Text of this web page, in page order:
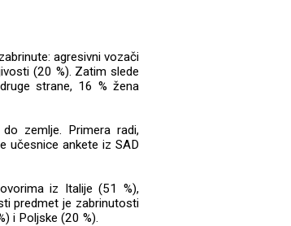
agresivni vozači
(20 %). Zatim slede
strane, 16 % žena
zemlje. Primera radi,
učesnice ankete iz SAD
iz Italije (51 %),
predmet je zabrinutosti
i Poljske (20 %).